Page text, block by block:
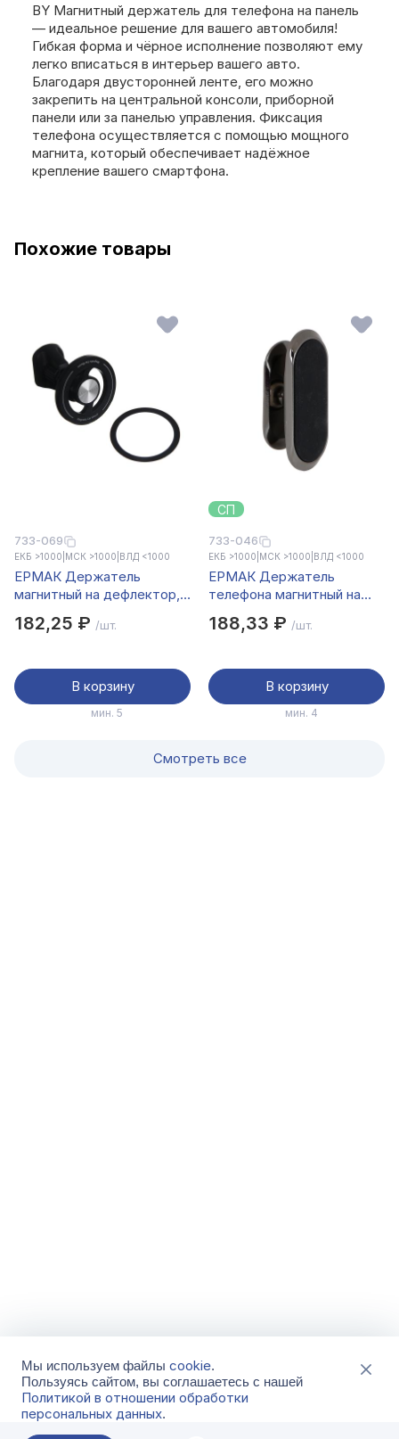
BY Магнитный держатель для телефона на панель
— идеальное решение для вашего автомобиля!
Гибкая форма и чёрное исполнение позволяют ему
легко вписаться в интерьер вашего авто.
Благодаря двусторонней ленте, его можно
закрепить на центральной консоли, приборной
панели или за панелью управления. Фиксация
телефона осуществляется с помощью мощного
магнита, который обеспечивает надёжное
крепление вашего смартфона.
Похожие товары
733-069
ЕКБ >1000 МСК >1000 ВЛД <1000
ЕРМАК Держатель
магнитный на дефлектор,
182,25 ₽ /шт.
В корзину
мин. 5
СП
733-046
ЕКБ >1000 МСК >1000 ВЛД <1000
ЕРМАК Держатель
телефона магнитный на
188,33 ₽ /шт.
В корзину
мин. 4
Смотреть все
Мы используем файлы cookie.
Пользуясь сайтом, вы соглашаетесь с нашей
Политикой в отношении обработки
персональных данных.